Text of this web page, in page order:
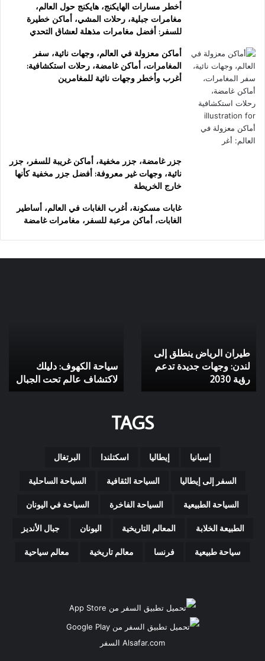
أخطر مسارات الهايكنج، هايكنج حول العالم،
مغامرات جبلية، رحلات المشي، أماكن خطيرة
للسفر: أفضل مغامرات مذهلة لعشاق التحدي
أماكن معزولة في العالم، وجهات نائية، سفر
المغامرات، أماكن غامضة، رحلات استكشافية:
أغرب وأخطر وجهات نائية للمغامرين
جزر غامضة، جزر مخفية، أماكن غريبة للسفر، جزر
نائية، وجهات غير معروفة: أفضل جزر مخفية كأنها
خارج الخريطة
غابات مسكونة، أغرب الغابات في العالم، أساطير
الغابات، أماكن مرعبة للسفر، مغامرات غامضة
وجهات
جديدة
تدعم
رؤية
طيران الرياض ينطلق إلى
لندن: وجهات جديدة تدعم
رؤية 2030
الجبال
سياحة الكهوف: دليلك
لاكتشاف عالم تحت الجبال
TAGS
إسبانيا إيطاليا اسكتلندا البرتغال
السفر إلى إيطاليا السياحة الثقافية السياحة الساحلية
السياحة الطبيعية السياحة الفاخرة السياحة في اليونان
الطبيعة الخلابة المعالم التاريخية اليونان جبال الأنديز
سياحة طبيعية فرنسا معالم تاريخية معالم سياحية
Alsafar.com السفر